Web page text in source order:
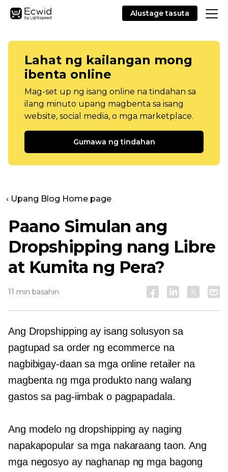
Alustage tasuta
Lahat ng kailangan mong
ibenta online
Mag-set up ng isang online na tindahan sa
ilang minuto upang magbenta sa isang
website, social media, o mga marketplace.
Gumawa ng tindahan
‹ Upang Blog Home page
Paano Simulan ang
Dropshipping nang Libre
at Kumita ng Pera?
11 min basahin
Ang Dropshipping ay isang solusyon sa
pagtupad sa order ng ecommerce na
nagbibigay-daan sa mga online retailer na
magbenta ng mga produkto nang walang
gastos sa pag-iimbak o pagpapadala.
Ang modelo ng dropshipping ay naging
napakapopular sa mga nakaraang taon. Ang
mga negosyo ay naghanap ng mga bagong